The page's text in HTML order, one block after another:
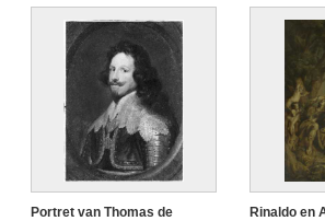
Portret van Thomas de
Rinaldo en